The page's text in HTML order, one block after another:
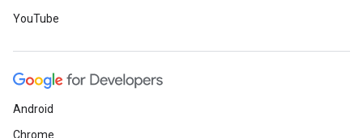
YouTube
Android
Chrome